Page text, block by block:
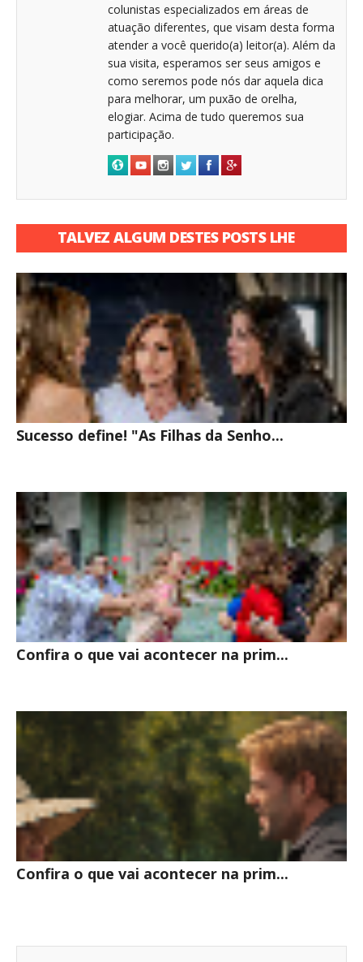
colunistas especializados em áreas de
atuação diferentes, que visam desta forma
atender a você querido(a) leitor(a). Além da
sua visita, esperamos ser seus amigos e
como seremos pode nós dar aquela dica
para melhorar, um puxão de orelha,
elogiar. Acima de tudo queremos sua
participação.
TALVEZ ALGUM DESTES POSTS LHE
Sucesso define! "As Filhas da Senho...
Confira o que vai acontecer na prim...
Confira o que vai acontecer na prim...